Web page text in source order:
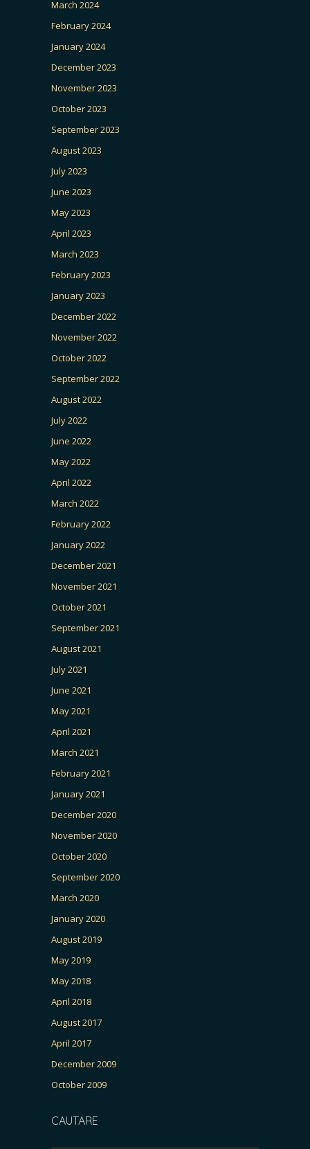
March 2024
February 2024
January 2024
December 2023
November 2023
October 2023
September 2023
August 2023
July 2023
June 2023
May 2023
April 2023
March 2023
February 2023
January 2023
December 2022
November 2022
October 2022
September 2022
August 2022
July 2022
June 2022
May 2022
April 2022
March 2022
February 2022
January 2022
December 2021
November 2021
October 2021
September 2021
August 2021
July 2021
June 2021
May 2021
April 2021
March 2021
February 2021
January 2021
December 2020
November 2020
October 2020
September 2020
March 2020
January 2020
August 2019
May 2019
May 2018
April 2018
August 2017
April 2017
December 2009
October 2009
CAUTARE